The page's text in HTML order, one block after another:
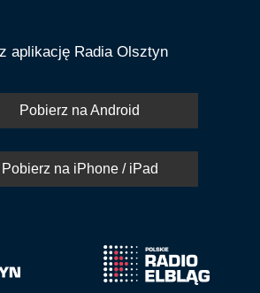
aplikację Radia Olsztyn
Pobierz na Android
Pobierz na iPhone / iPad